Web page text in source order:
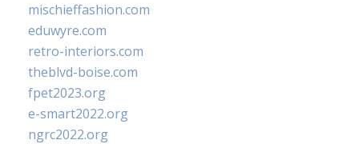
mischieffashion.com
eduwyre.com
retro-interiors.com
theblvd-boise.com
fpet2023.org
e-smart2022.org
ngrc2022.org